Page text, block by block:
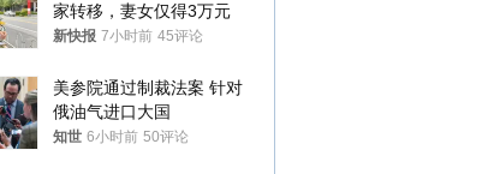
家转移，妻女仅得3万元
新快报 7小时前 45评论
美参院通过制裁法案 针对
俄油气进口大国
知世 6小时前 50评论